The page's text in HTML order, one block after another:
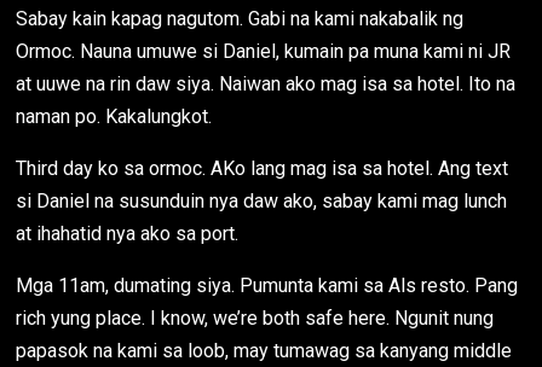
Sabay kain kapag nagutom. Gabi na kami nakabalik ng
Ormoc. Nauna umuwe si Daniel, kumain pa muna kami ni JR
at uuwe na rin daw siya. Naiwan ako mag isa sa hotel. Ito na
naman po. Kakalungkot.
Third day ko sa ormoc. AKo lang mag isa sa hotel. Ang text
si Daniel na susunduin nya daw ako, sabay kami mag lunch
at ihahatid nya ako sa port.
Mga 11am, dumating siya. Pumunta kami sa Als resto. Pang
rich yung place. I know, we’re both safe here. Ngunit nung
papasok na kami sa loob, may tumawag sa kanyang middle